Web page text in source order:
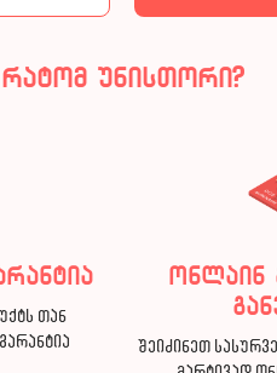
რატომ უნისთორი?
თან
ონლაინ
შეიძინეთ